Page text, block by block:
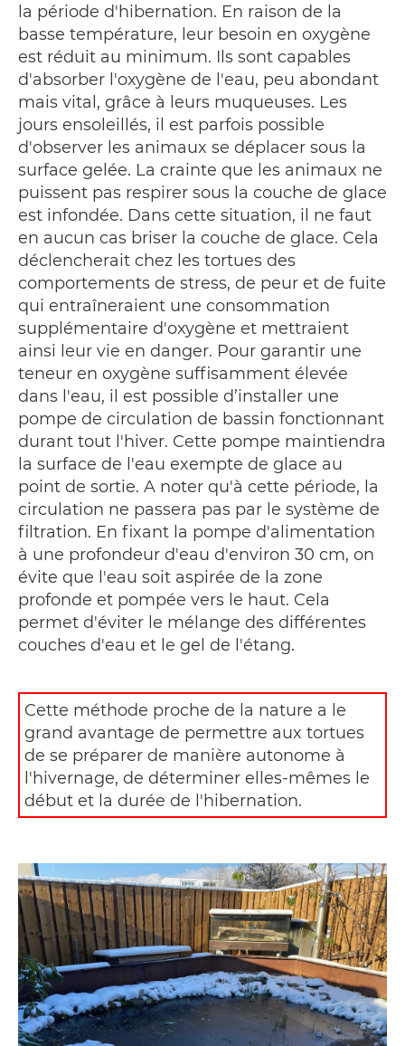
la période d'hibernation. En raison de la
basse température, leur besoin en oxygène
est réduit au minimum. Ils sont capables
d'absorber l'oxygène de l'eau, peu abondant
mais vital, grâce à leurs muqueuses. Les
jours ensoleillés, il est parfois possible
d'observer les animaux se déplacer sous la
surface gelée. La crainte que les animaux ne
puissent pas respirer sous la couche de glace
est infondée. Dans cette situation, il ne faut
en aucun cas briser la couche de glace. Cela
déclencherait chez les tortues des
comportements de stress, de peur et de fuite
qui entraîneraient une consommation
supplémentaire d'oxygène et mettraient
ainsi leur vie en danger. Pour garantir une
teneur en oxygène suffisamment élevée
dans l'eau, il est possible d’installer une
pompe de circulation de bassin fonctionnant
durant tout l'hiver. Cette pompe maintiendra
la surface de l'eau exempte de glace au
point de sortie. A noter qu'à cette période, la
circulation ne passera pas par le système de
filtration. En fixant la pompe d'alimentation
à une profondeur d'eau d'environ 30 cm, on
évite que l'eau soit aspirée de la zone
profonde et pompée vers le haut. Cela
permet d'éviter le mélange des différentes
couches d'eau et le gel de l'étang.
Cette méthode proche de la nature a le
grand avantage de permettre aux tortues
de se préparer de manière autonome à
l'hivernage, de déterminer elles-mêmes le
début et la durée de l'hibernation.